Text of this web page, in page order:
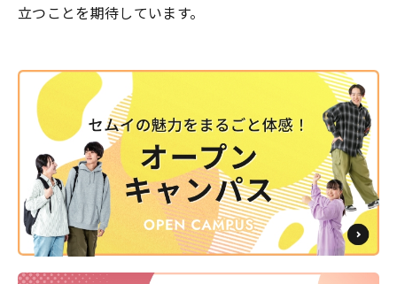
立つことを期待しています。